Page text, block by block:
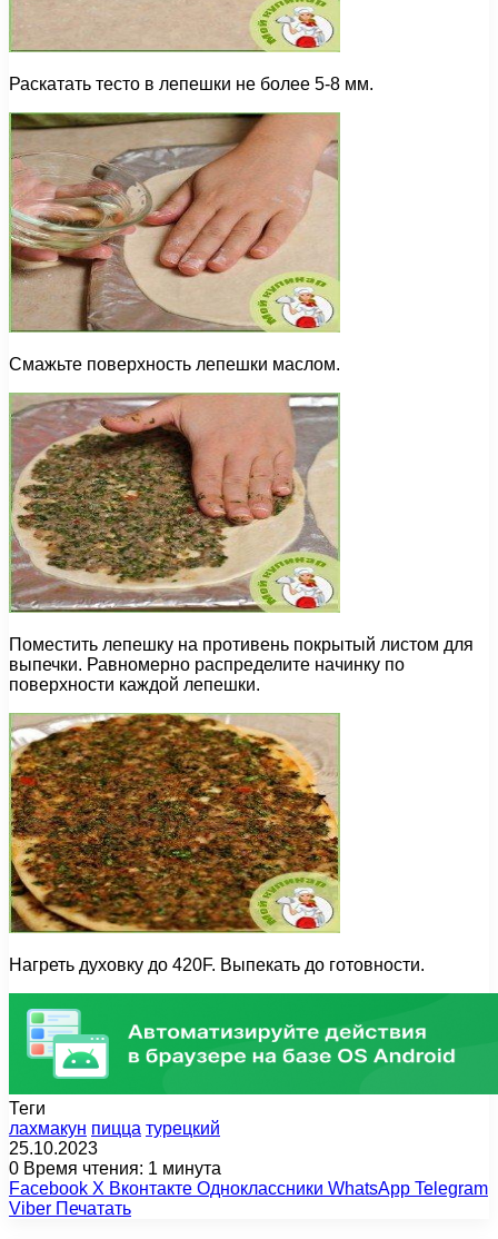
Раскатать тесто в лепешки не более 5-8 мм.
Смажьте поверхность лепешки маслом.
Поместить лепешку на противень покрытый листом для
выпечки. Равномерно распределите начинку по
поверхности каждой лепешки.
Нагреть духовку до 420F. Выпекать до готовности.
Теги
лахмакун пицца турецкий
25.10.2023
0 Время чтения: 1 минута
Facebook X Вконтакте Одноклассники WhatsApp Telegram
Viber Печатать